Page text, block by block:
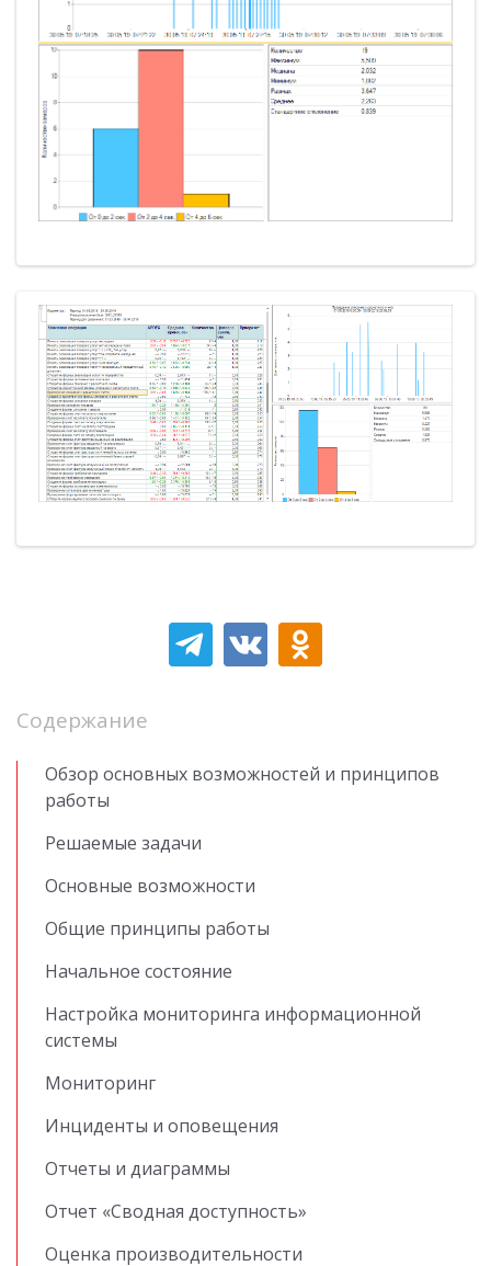
Содержание
Обзор основных возможностей и принципов
работы
Решаемые задачи
Основные возможности
Общие принципы работы
Начальное состояние
Настройка мониторинга информационной
системы
Мониторинг
Инциденты и оповещения
Отчеты и диаграммы
Отчет «Сводная доступность»
Оценка производительности